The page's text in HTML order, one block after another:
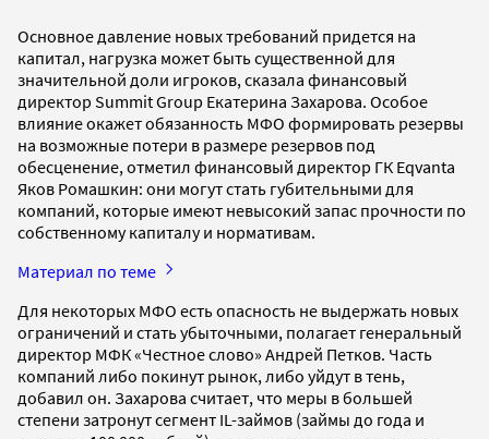
Основное давление новых требований придется на
капитал, нагрузка может быть существенной для
значительной доли игроков, сказала финансовый
директор Summit Group Екатерина Захарова. Особое
влияние окажет обязанность МФО формировать резервы
на возможные потери в размере резервов под
обесценение, отметил финансовый директор ГК Eqvanta
Яков Ромашкин: они могут стать губительными для
компаний, которые имеют невысокий запас прочности по
собственному капиталу и нормативам.
Материал по теме
Для некоторых МФО есть опасность не выдержать новых
ограничений и стать убыточными, полагает генеральный
директор МФК «Честное слово» Андрей Петков. Часть
компаний либо покинут рынок, либо уйдут в тень,
добавил он. Захарова считает, что меры в большей
степени затронут сегмент IL-займов (займы до года и